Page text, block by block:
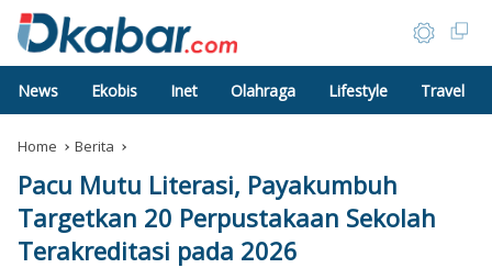
News Ekobis Inet Olahraga Lifestyle Travel
Home Berita
Pacu Mutu Literasi, Payakumbuh
Targetkan 20 Perpustakaan Sekolah
Terakreditasi pada 2026